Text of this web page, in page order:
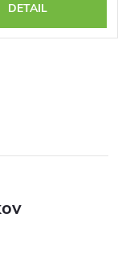
DETAIL